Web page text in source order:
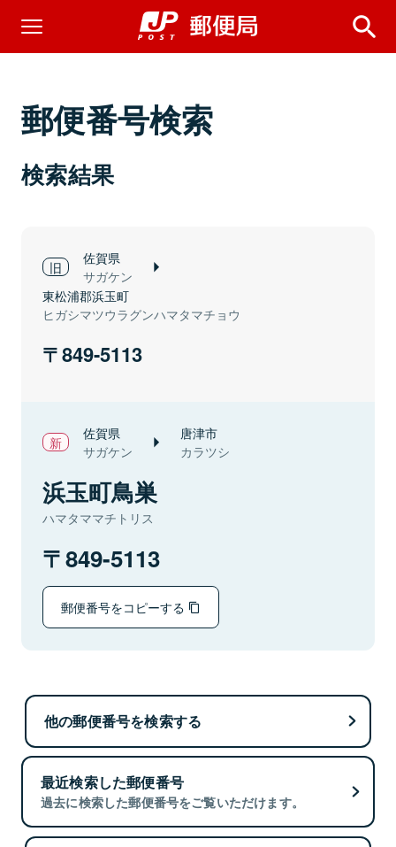
郵便番号検索
検索結果
佐賀県
サガケン
東松浦郡浜玉町
ヒガシマツウラグンハマタマチョウ
849-5113
佐賀県
サガケン
唐津市
カラツシ
浜玉町鳥巣
ハマタママチトリス
849-5113
郵便番号をコピーする
他の郵便番号を検索する
最近検索した郵便番号
過去に検索した郵便番号をご覧いただけます。